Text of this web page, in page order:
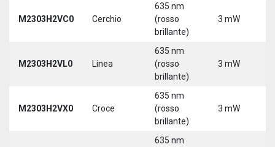
M2303H2VC0 Cerchio
635 nm
(rosso
brillante)
3 mW
M2303H2VL0 Linea
635 nm
(rosso
brillante)
3 mW
M2303H2VX0 Croce
635 nm
(rosso
brillante)
3 mW
635 nm